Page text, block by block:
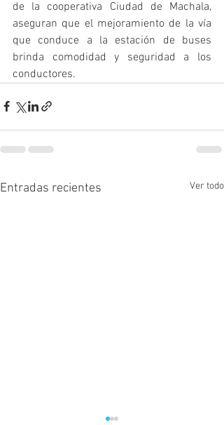
de la cooperativa Ciudad de Machala,
aseguran que el mejoramiento de la vía
que conduce a la estación de buses
brinda comodidad y seguridad a los
conductores.
Entradas recientes Ver todo